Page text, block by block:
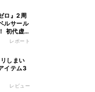
ロ』2周
ルサール
初代虚
在。レポート
しまい
イテム3
レビュー